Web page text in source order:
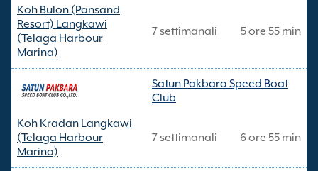
Koh Bulon (Pansand
Resort) Langkawi
(Telaga Harbour
Marina)
7 settimanali 5 ore 55 min
Satun Pakbara Speed Boat
Club
Koh Kradan Langkawi
(Telaga Harbour
Marina)
7 settimanali 6 ore 55 min